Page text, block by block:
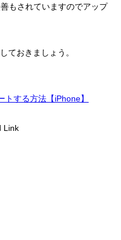
もされていますのでアップ
ておきましょう。
する方法【iPhone】
Link